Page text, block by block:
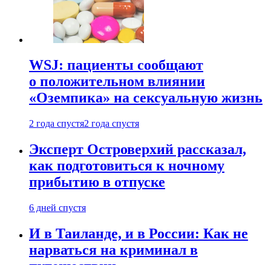
WSJ: пациенты сообщают
о положительном влиянии
«Оземпика» на сексуальную жизнь
2 года спустя2 года спустя
Эксперт Островерхий рассказал,
как подготовиться к ночному
прибытию в отпуске
6 дней спустя
И в Таиланде, и в России: Как не
нарваться на криминал в